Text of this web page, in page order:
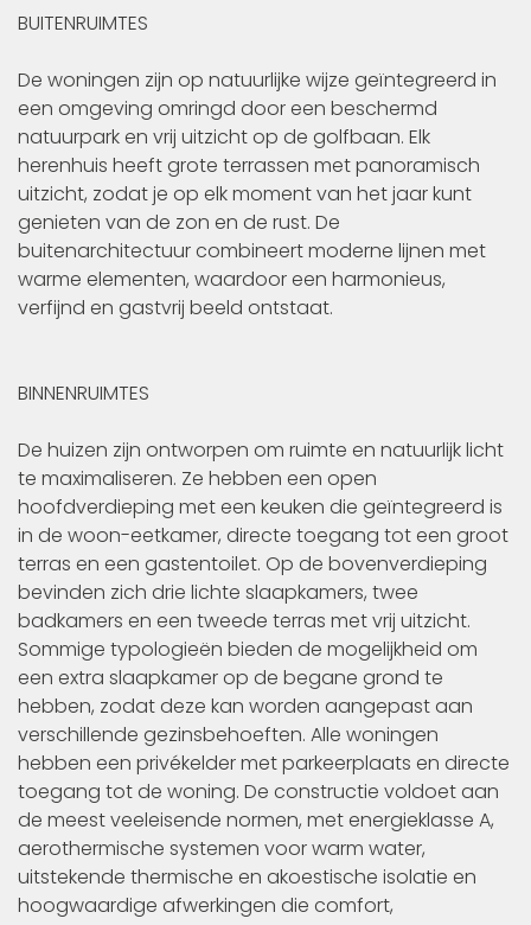
BUITENRUIMTES
De woningen zijn op natuurlijke wijze geïntegreerd in
een omgeving omringd door een beschermd
natuurpark en vrij uitzicht op de golfbaan. Elk
herenhuis heeft grote terrassen met panoramisch
uitzicht, zodat je op elk moment van het jaar kunt
genieten van de zon en de rust. De
buitenarchitectuur combineert moderne lijnen met
warme elementen, waardoor een harmonieus,
verfijnd en gastvrij beeld ontstaat.
BINNENRUIMTES
De huizen zijn ontworpen om ruimte en natuurlijk licht
te maximaliseren. Ze hebben een open
hoofdverdieping met een keuken die geïntegreerd is
in de woon-eetkamer, directe toegang tot een groot
terras en een gastentoilet. Op de bovenverdieping
bevinden zich drie lichte slaapkamers, twee
badkamers en een tweede terras met vrij uitzicht.
Sommige typologieën bieden de mogelijkheid om
een extra slaapkamer op de begane grond te
hebben, zodat deze kan worden aangepast aan
verschillende gezinsbehoeften. Alle woningen
hebben een privékelder met parkeerplaats en directe
toegang tot de woning. De constructie voldoet aan
de meest veeleisende normen, met energieklasse A,
aerothermische systemen voor warm water,
uitstekende thermische en akoestische isolatie en
hoogwaardige afwerkingen die comfort,